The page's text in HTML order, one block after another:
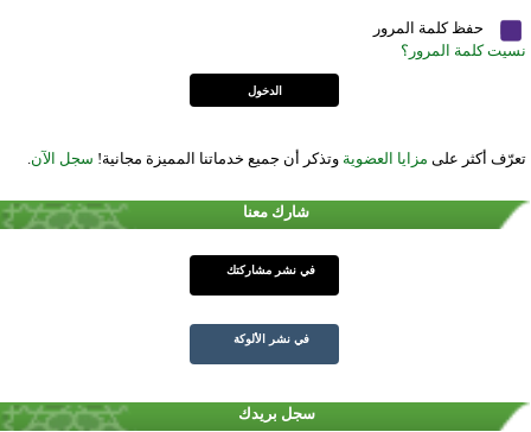
حفظ كلمة المرور
نسيت كلمة المرور؟
تعرّف أكثر على مزايا العضوية وتذكر أن جميع خدماتنا المميزة مجانية! سجل الآن.
شارك معنا
في نشر مشاركتك
في نشر الألوكة
سجل بريدك